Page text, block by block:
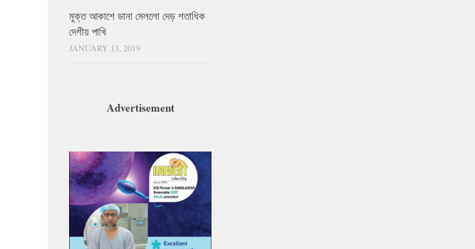
মুক্ত আকাশে ডানা মেললো দেড় শতাধিক
দেশীয় পাখি
JANUARY 13, 2019
Advertisement